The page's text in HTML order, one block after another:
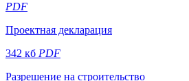
PDF
Проектная декларация
342 кб PDF
Разрешение на строительство